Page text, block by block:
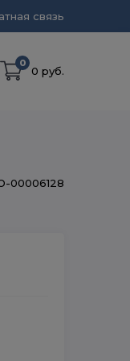
связь
0
0 руб.
00006128